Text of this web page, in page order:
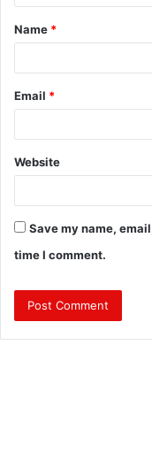
t
*
Name *
Email *
Website
Save my name,
time I comment.